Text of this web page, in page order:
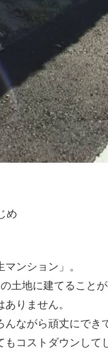
め
ンション」。
土地に建てることが
りません。
ながら頑丈にでき
コストダウンして